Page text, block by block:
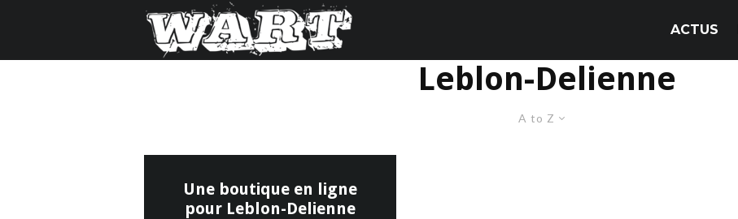
ACTUS
Leblon-Delienne
A to Z
Une boutique en ligne
pour Leblon-Delienne